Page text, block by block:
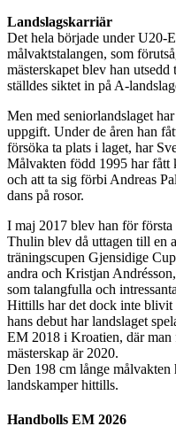
Landslagskarriär
Det hela började under U20-
målvaktstalangen, som
mästerskapet blev han
ställdes siktet in på A-
Men med seniorlandslaget
uppgift. Under de åren han
försöka ta plats i laget, har
Målvakten född 1995 har fått
och att ta sig förbi Andreas
dans på rosor.
I maj 2017 blev han för första
Thulin blev då uttagen till en
träningscupen Gjensidige
andra och Kristjan
som talangfulla och
Hittills har det dock inte blivit
hans debut har landslaget
EM 2018 i Kroatien, där man
mästerskap är 2020.
Den 198 cm långe målvakten
landskamper hittills.
Handbolls EM 2026